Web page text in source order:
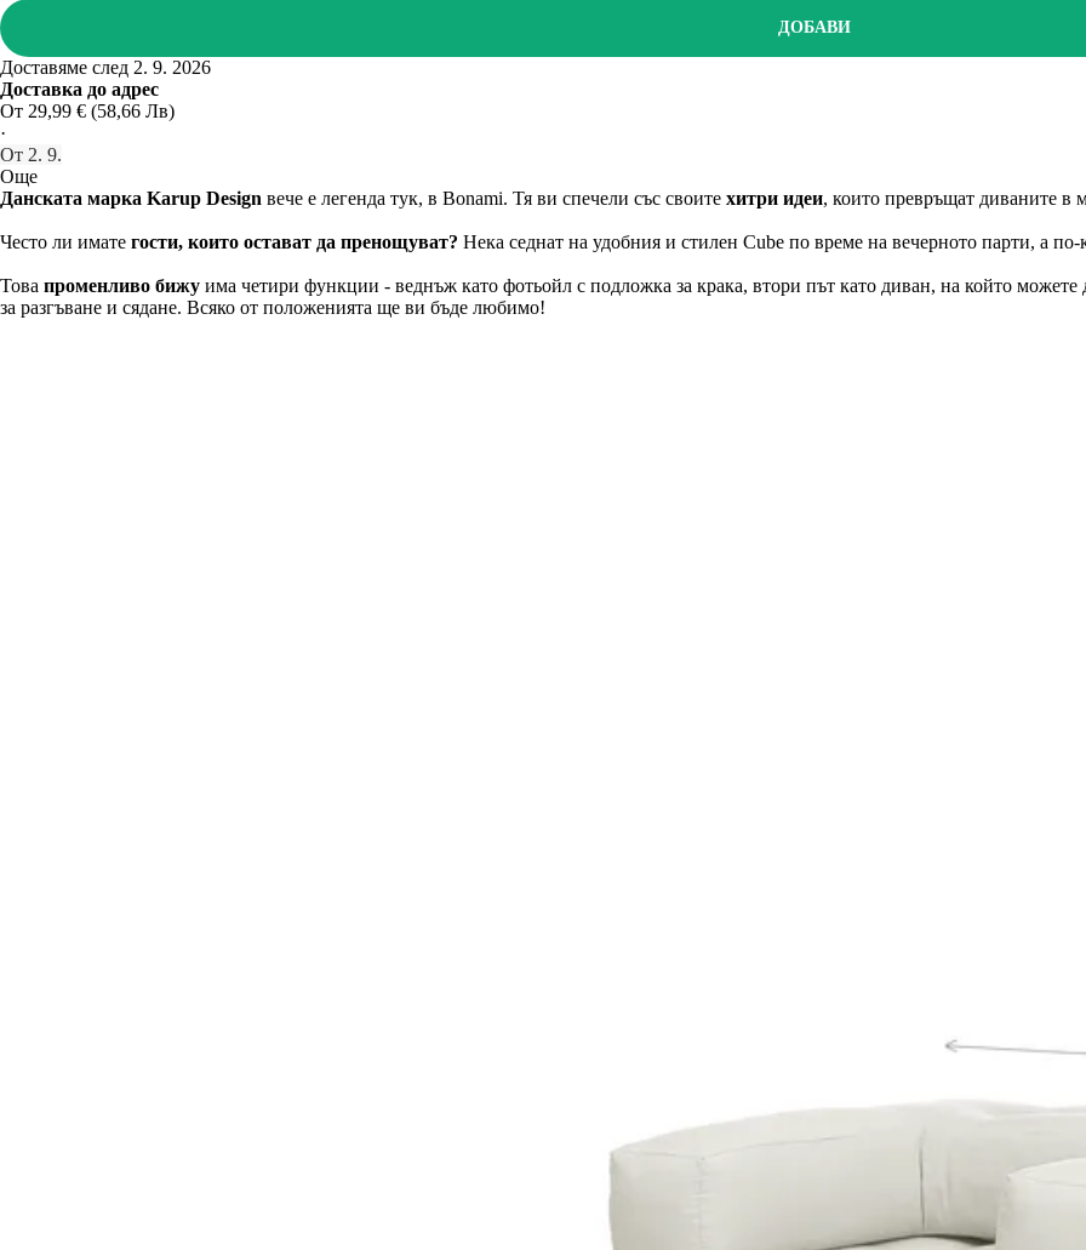
ДОБАВИ
Доставяме след 2. 9. 2026
Доставка до адрес
От 29,99 € (58,66 Лв)
·
От 2. 9.
Още
Данската марка Karup Design вече е легенда тук, в Bonami. Тя ви спечели със своите хитри идеи, които превръщат диваните в
Често ли имате гости, които остават да пренощуват? Нека седнат на удобния и стилен Cube по време на вечерното парти, а
Това променливо бижу има четири функции - веднъж като фотьойл с подложка за крака, втори път като диван, на който можете
за разгъване и сядане. Всяко от положенията ще ви бъде любимо!